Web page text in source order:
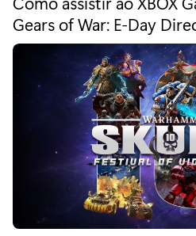
e
g
o
a
Gears of War: E-Day